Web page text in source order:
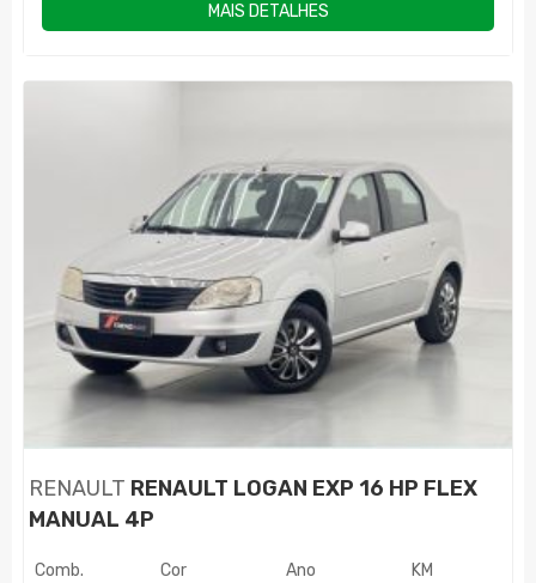
MAIS DETALHES
RENAULT RENAULT LOGAN EXP 16 HP FLEX
MANUAL 4P
Comb. Cor Ano KM